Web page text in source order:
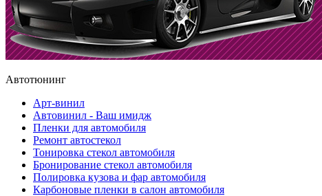
Автотюнинг
Арт-винил
Автовинил - Ваш имидж
Пленки для автомобиля
Ремонт автостекол
Тонировка стекол автомобиля
Бронирование стекол автомобиля
Полировка кузова и фар автомобиля
Карбоновые пленки в салон автомобиля